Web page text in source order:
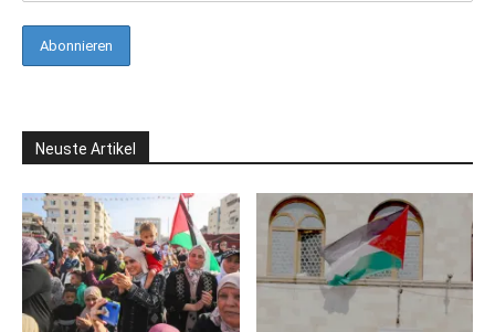
Neuste Artikel